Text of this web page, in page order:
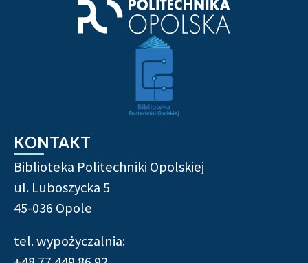
KONTAKT
Biblioteka Politechniki Opolskiej
ul. Luboszycka 5
45-036 Opole
tel. wypożyczalnia: